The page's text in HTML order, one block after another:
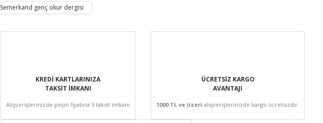
Semerkand genç okur dergisi
KREDİ KARTLARINIZA
TAKSİT İMKANI
Alışverişlerinizde peşin fiyatına 5 taksit imkanı
ÜCRETSİZ KARGO
AVANTAJI
1000 TL ve üzeri alışverişlerinizde kargo ücretsizdir.